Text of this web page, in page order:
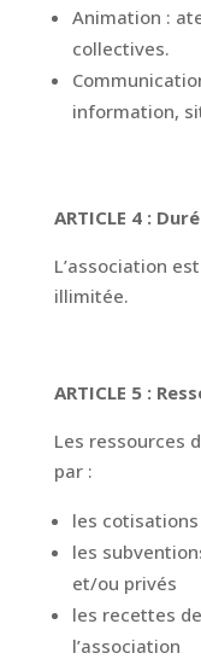
Animation :
collectives.
information,
ARTICLE 4 :
L’association
illimitée.
ARTICLE 5 :
Les ressources
par :
les
les
et/ou privés
les recettes
l’association